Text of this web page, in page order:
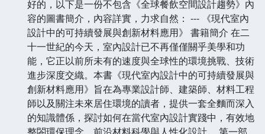
好的，以下是一份不包含《全球餐飲空間設計趨勢》內
容的圖書簡介，內容詳實，力求自然： --- 《現代室內
設計中的可持續發展與創新材料應用》 書籍簡介 在二
十一世紀的今天，室內設計已不再僅僅關乎美學和功
能，它正以前所未有的速度與全球性的環境挑戰、技術
進步深度交織。本書《現代室內設計中的可持續發展與
創新材料應用》旨在為專業設計師、建築師、材料工程
師以及關注未來居住環境的讀者，提供一套全麵而深入
的知識體係，探討如何在當代室內設計實踐中，有效地